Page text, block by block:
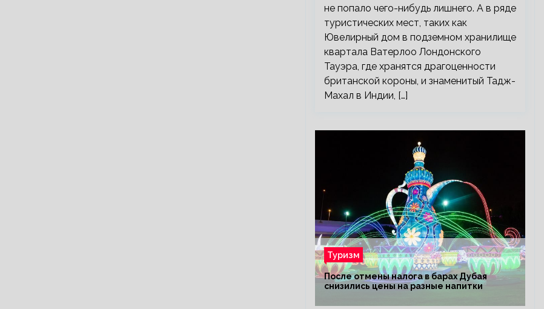
не попало чего-нибудь лишнего. А в ряде
туристических мест, таких как
Ювелирный дом в подземном хранилище
квартала Ватерлоо Лондонского
Тауэра, где хранятся драгоценности
британской короны, и знаменитый Тадж-
Махал в Индии, […]
Туризм
После отмены налога в барах Дубая
снизились цены на разные напитки